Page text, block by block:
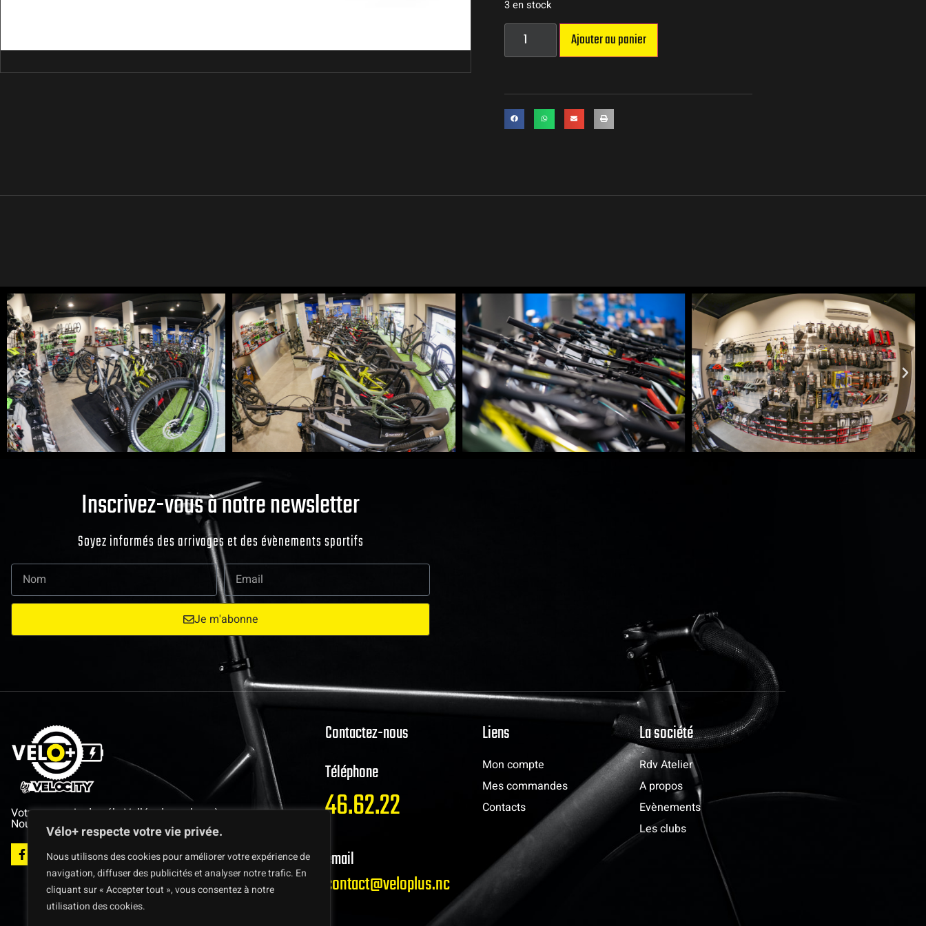
Vélo+ respecte votre vie privée.
Nous utilisons des cookies pour améliorer votre expérience de
navigation, diffuser des publicités et analyser notre trafic. En
cliquant sur « Accepter tout », vous consentez à notre
utilisation des cookies.
3 en stock
Ajouter au panier
Inscrivez-vous à notre newsletter
Soyez informés des arrivages et des évènements sportifs
Je m'abonne
Votre magasin de vélo Vallée des colons à
Nouméa, Nouvelle-Calédonie.
Contactez-nous
Téléphone
46.62.22
email
contact@veloplus.nc
Liens
Mon compte
Mes commandes
Contacts
La société
Rdv Atelier
A propos
Evènements
Les clubs